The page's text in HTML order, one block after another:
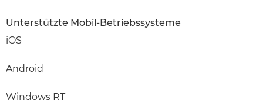
Unterstützte Mobil-Betriebssysteme
iOS
Android
Windows RT